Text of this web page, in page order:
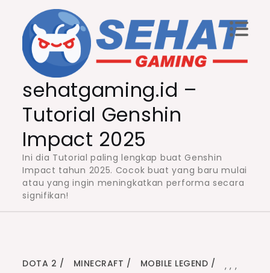
content
sehatgaming.id –
Tutorial Genshin
Impact 2025
Ini dia Tutorial paling lengkap buat Genshin
Impact tahun 2025. Cocok buat yang baru mulai
atau yang ingin meningkatkan performa secara
signifikan!
DOTA 2 ,
MINECRAFT ,
MOBILE LEGEND
,